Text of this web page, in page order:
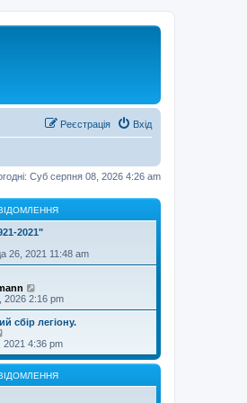
Вхід
Реєстрація
Суб серпня 08, 2026 4:26 am
2021"
26, 2021 11:48 am
е
р
е
л
н
у
т
2026 2:16 pm
сбір легіону.
е
р
е
г
л
2021 4:36 pm